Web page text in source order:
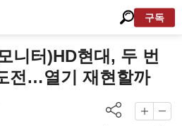
구독
니터)HD현대, 두 번
전…열기 재현할까